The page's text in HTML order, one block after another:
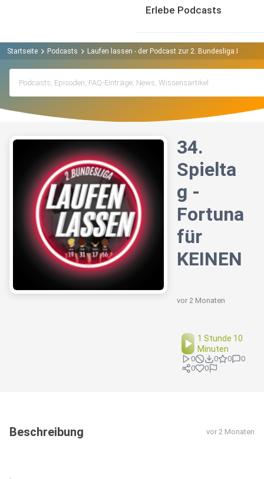
Erlebe Podcasts
Startseite Podcasts Laufen lassen - der Podcast zur 2. Bundesliga Podcast
34.
Spielta
g -
Fortuna
für
KEINEN
vor 2 Monaten
1 Stunde 10
Minuten
0 0 0
0
0
0
Beschreibung vor 2 Monaten
.